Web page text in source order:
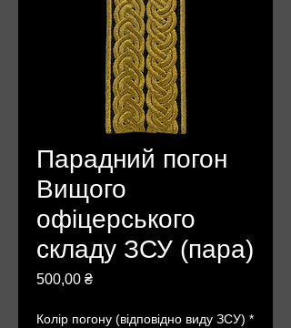
Парадний погон
Вищого
офіцерського
складу ЗСУ (пара)
500,00 ₴Цена
Колір погону (відповідно виду ЗСУ) *